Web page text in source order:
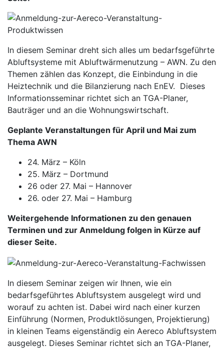
In diesem Seminar dreht sich alles um bedarfsgeführte
Abluftsysteme mit Abluftwärmenutzung – AWN. Zu den
Themen zählen das Konzept, die Einbindung in die
Heiztechnik und die Bilanzierung nach EnEV. Dieses
Informationsseminar richtet sich an TGA-Planer,
Bauträger und an die Wohnungswirtschaft.
Geplante Veranstaltungen für April und Mai zum
Thema AWN
24. März – Köln
25. März – Dortmund
26 oder 27. Mai – Hannover
26. oder 27. Mai – Hamburg
Weitergehende Informationen zu den genauen
Terminen und zur Anmeldung folgen in Kürze auf
dieser Seite.
In diesem Seminar zeigen wir Ihnen, wie ein
bedarfsgeführtes Abluftsystem ausgelegt wird und
worauf zu achten ist. Dabei wird nach einer kurzen
Einführung (Normen, Produktlösungen, Projektierung)
in kleinen Teams eigenständig ein Aereco Abluftsystem
ausgelegt. Dieses Seminar richtet sich an TGA-Planer,